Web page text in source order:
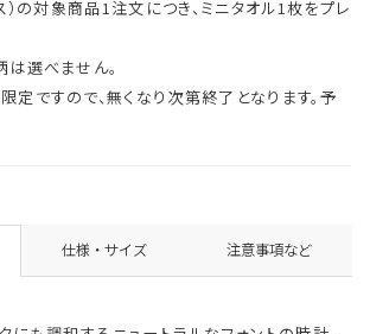
の対象商品1注文につき、ミニタオル1枚をプレ
は選べません。
定ですので、無くなり次第終了となります。予
仕様・サイズ 注意事項など